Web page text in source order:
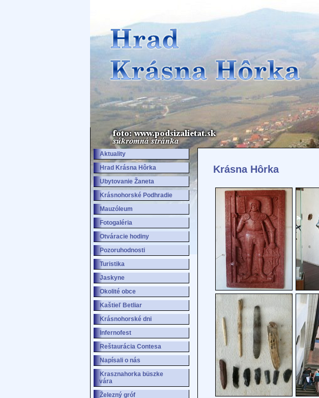
Aktuality
Hrad Krásna Hôrka
Ubytovanie Žaneta
Krásnohorské Podhradie
Mauzóleum
Fotogaléria
Otváracie hodiny
Pozoruhodnosti
Turistika
Jaskyne
Okolité obce
Kaštieľ Betliar
Krásnohorské dni
Infernofest
Reštaurácia Contesa
Napísali o nás
Krasznahorka büszke
vára
Železný gróf
Krásna Hôrka